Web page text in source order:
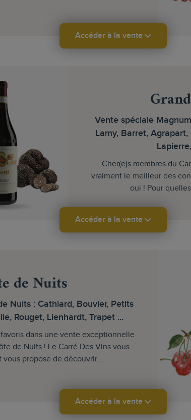
Accéder à la vente
Vente spéciale
Lamy, Barret, Agrapart,
Cher(e)s membres du
vraiment le meilleur des
oui ! Pour
Accéder à la vente
de Nuits
Nuits : Cathiard, Bouvier, Petits
Rouget, Lienhardt, Trapet ...
dans une vente exceptionnelle
de Nuits ! Le Carré Des Vins vous
vous propose de découvrir...
Accéder à la vente